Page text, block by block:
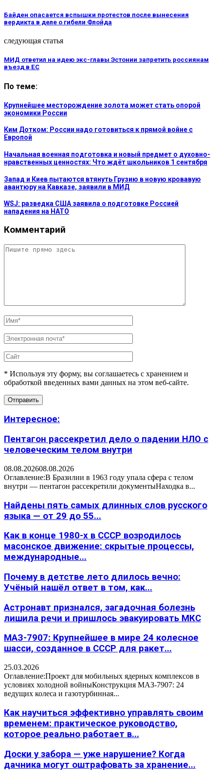
Байден опасается вспышки протестов после вынесения
вердикта в деле о гибели Флойда
следующая статья
МИД ответил на идею экс-главы Эстонии запретить россиянам
въезд в ЕС
По теме:
Крупнейшее месторождение золота может стать опорой
экономики России
Ким Дотком: России надо готовиться к прямой войне с
Европой
Начальная военная подготовка и новый предмет о духовно-
нравственных ценностях: Что ждёт школьников 1 сентября
Запад и Киев пытаются втянуть Грузию в новую кровавую
авантюру на Кавказе, заявили в МИД
WSJ: разведка США заявила о подготовке Россией
нападения на НАТО
Комментарий
* Используя эту форму, вы соглашаетесь с хранением и
обработкой введенных вами данных на этом веб-сайте.
Интересное:
Пентагон рассекретил дело о падении НЛО с
человеческим телом внутри
08.08.202608.08.2026
Оглавление:В Бразилии в 1963 году упала сфера с телом
внутри — пентагон рассекретили документыНаходка в...
Найдены пять самых длинных слов русского
языка — от 29 до 55...
Как в конце 1980-х в СССР возродилось
масонское движение: скрытые процессы,
международные...
Почему в детстве лето длилось вечно:
Учёный нашёл ответ в том, как...
Астронавт признался, загадочная болезнь
лишила речи и пришлось эвакуировать МКС
МАЗ-7907: Крупнейшее в мире 24 колесное
шасси, созданное в СССР для ракет...
25.03.2026
Оглавление:Проект для мобильных ядерных комплексов в
условиях холодной войныКонструкция МАЗ-7907: 24
ведущих колеса и газотурбинная...
Как научиться эффективно управлять своим
временем: практическое руководство,
которое реально работает в...
Доски у забора — уже нарушение? Когда
дачника могут оштрафовать за хранение...